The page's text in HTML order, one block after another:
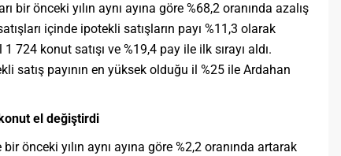
bir önceki yılın aynı ayına göre %68,2 oranında azalış
içinde ipotekli satışların payı %11,3 olarak
konut satışı ve %19,4 pay ile ilk sırayı aldı.
satış payının en yüksek olduğu il %25 ile Ardahan
el değiştirdi
önceki yılın aynı ayına göre %2,2 oranında artarak